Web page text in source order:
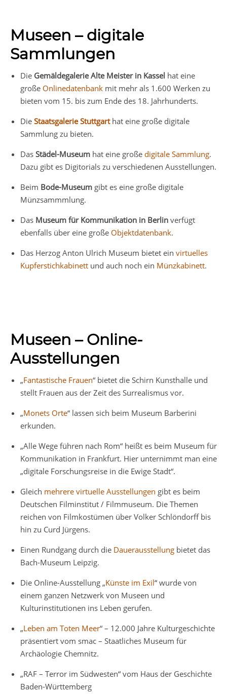
Museen – digitale
Sammlungen
Die Gemäldegalerie Alte Meister in Kassel hat eine
große Onlinedatenbank mit mehr als 1.600 Werken zu
bieten vom 15. bis zum Ende des 18. Jahrhunderts.
Die Staatsgalerie Stuttgarthat eine große digitale
Sammlung zu bieten.
Das Städel-Museum hat eine große digitale Sammlung.
Dazu gibt es Digitorials zu verschiedenen Ausstellungen.
Beim Bode-Museum gibt es eine große digitale
Münzsammmlung.
Das Museum für Kommunikation in Berlin verfügt
ebenfalls über eine große Objektdatenbank.
Das Herzog Anton Ulrich Museum bietet ein virtuelles
Kupferstichkabinett und auch noch ein Münzkabinett.
Museen – Online-
Ausstellungen
„Fantastische Frauen“ bietet die Schirn Kunsthalle und
stellt Frauen aus der Zeit des Surrealismus vor.
„Monets Orte“ lassen sich beim Museum Barberini
erkunden.
„Alle Wege führen nach Rom“ heißt es beim Museum für
Kommunikation in Frankfurt. Hier unternimmt man eine
„digitale Forschungsreise in die Ewige Stadt“.
Gleich mehrere virtuelle Ausstellungen gibt es beim
Deutschen Filminstitut / Filmmuseum. Die Themen
reichen von Filmkostümen über Volker Schlöndorff bis
hin zu Curd Jürgens.
Einen Rundgang durch die Dauerausstellung bietet das
Bach-Museum Leipzig.
Die Online-Ausstellung „Künste im Exil“ wurde von
einem ganzen Netzwerk von Museen und
Kulturinstitutionen ins Leben gerufen.
„Leben am Toten Meer“ – 12.000 Jahre Kulturgeschichte
präsentiert vom smac – Staatliches Museum für
Archäologie Chemnitz.
„RAF – Terror im Südwesten“ vom Haus der Geschichte
Baden-Württemberg